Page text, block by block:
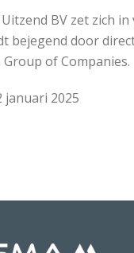
BV zet zich
bejegend door
of Companies.
januari 2025